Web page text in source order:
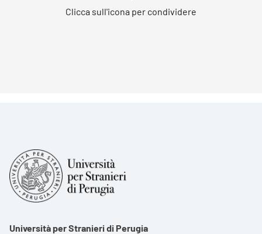
Clicca sull'icona per condividere
Università per Stranieri di Perugia